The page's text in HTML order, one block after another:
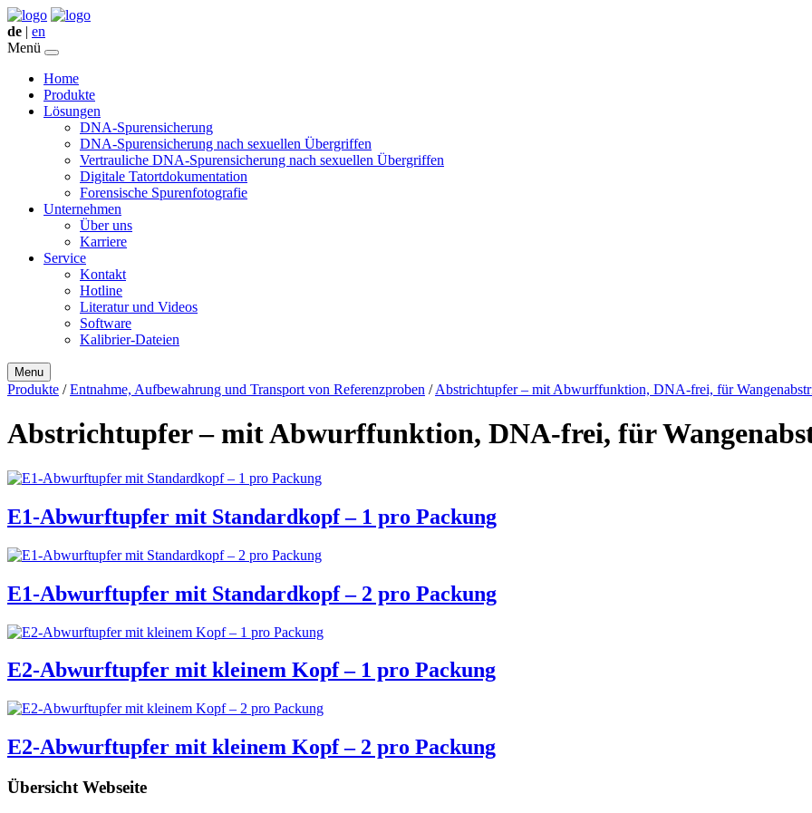
de | en
Menü
Home
Produkte
Lösungen
DNA-Spurensicherung
DNA-Spurensicherung nach sexuellen Übergriffen
Vertrauliche DNA-Spurensicherung nach sexuellen Übergriffen
Digitale Tatortdokumentation
Forensische Spurenfotografie
Unternehmen
Über uns
Karriere
Service
Kontakt
Hotline
Literatur und Videos
Software
Kalibrier-Dateien
Menu
Produkte /Entnahme, Aufbewahrung und Transport von Referenzproben /Abstrichtupfer – mit Abwurffunktion, DNA-frei, für
Abstrichtupfer – mit Abwurffunktion, DNA-frei, für
E1-Abwurftupfer mit Standardkopf – 1 pro Packung
E1-Abwurftupfer mit Standardkopf – 2 pro Packung
E2-Abwurftupfer mit kleinem Kopf – 1 pro Packung
E2-Abwurftupfer mit kleinem Kopf – 2 pro Packung
Übersicht Webseite